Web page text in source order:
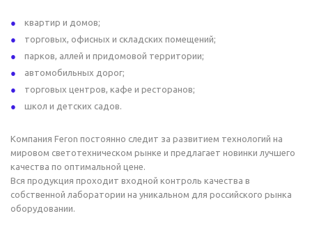
квартир и домов;
торговых, офисных и складских помещений;
парков, аллей и придомовой территории;
автомобильных дорог;
торговых центров, кафе и ресторанов;
школ и детских садов.
Компания Feron постоянно следит за развитием технологий на
мировом светотехническом рынке и предлагает новинки лучшего
качества по оптимальной цене.
Вся продукция проходит входной контроль качества в
собственной лаборатории на уникальном для российского рынка
оборудовании.